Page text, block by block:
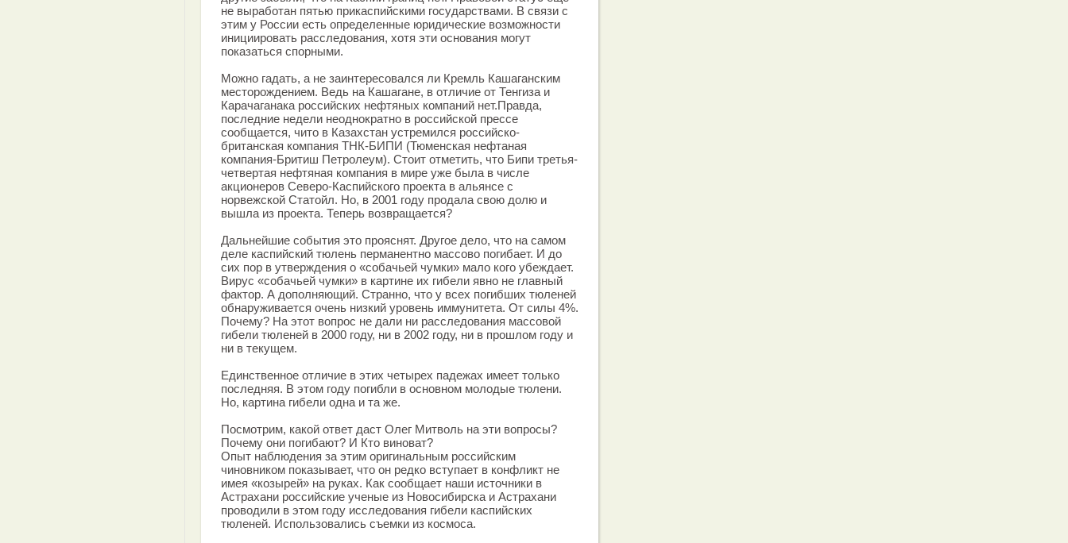
не выработан пятью прикаспийскими государствами. В связи с
этим у России есть определенные юридические возможности
инициировать расследования, хотя эти основания могут
показаться спорными.
Можно гадать, а не заинтересовался ли Кремль Кашаганским
месторождением. Ведь на Кашагане, в отличие от Тенгиза и
Карачаганака российских нефтяных компаний нет.Правда,
последние недели неоднократно в российской прессе
сообщается, чито в Казахстан устремился российско-
британская компания ТНК-БИПИ (Тюменская нефтаная
компания-Бритиш Петролеум). Стоит отметить, что Бипи третья-
четвертая нефтяная компания в мире уже была в числе
акционеров Северо-Каспийского проекта в альянсе с
норвежской Статойл. Но, в 2001 году продала свою долю и
вышла из проекта. Теперь возвращается?
Дальнейшие события это прояснят. Другое дело, что на самом
деле каспийский тюлень перманентно массово погибает. И до
сих пор в утверждения о «собачьей чумки» мало кого убеждает.
Вирус «собачьей чумки» в картине их гибели явно не главный
фактор. А дополняющий. Странно, что у всех погибших тюленей
обнаруживается очень низкий уровень иммунитета. От силы 4%.
Почему? На этот вопрос не дали ни расследования массовой
гибели тюленей в 2000 году, ни в 2002 году, ни в прошлом году и
ни в текущем.
Единственное отличие в этих четырех падежах имеет только
последняя. В этом году погибли в основном молодые тюлени.
Но, картина гибели одна и та же.
Посмотрим, какой ответ даст Олег Митволь на эти вопросы?
Почему они погибают? И Кто виноват?
Опыт наблюдения за этим оригинальным российским
чиновником показывает, что он редко вступает в конфликт не
имея «козырей» на руках. Как сообщает наши источники в
Астрахани российские ученые из Новосибирска и Астрахани
проводили в этом году исследования гибели каспийских
тюленей. Использовались съемки из космоса.